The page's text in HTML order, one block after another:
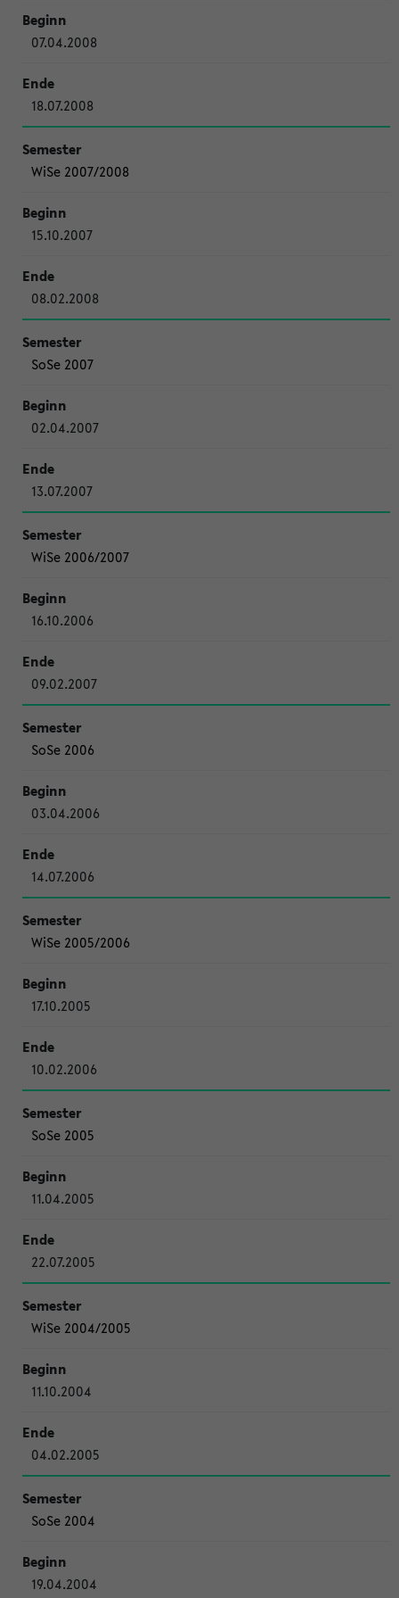
07.04.2008
18.07.2008
WiSe 2007/2008
15.10.2007
08.02.2008
SoSe 2007
02.04.2007
13.07.2007
WiSe 2006/2007
16.10.2006
09.02.2007
SoSe 2006
03.04.2006
14.07.2006
WiSe 2005/2006
17.10.2005
10.02.2006
SoSe 2005
11.04.2005
22.07.2005
WiSe 2004/2005
11.10.2004
04.02.2005
SoSe 2004
19.04.2004